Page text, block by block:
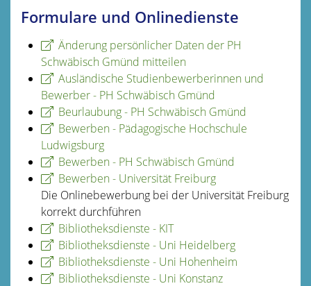
Formulare und Onlinedienste
Änderung persönlicher Daten der PH
Schwäbisch Gmünd mitteilen
Ausländische Studienbewerberinnen und
Bewerber - PH Schwäbisch Gmünd
Beurlaubung - PH Schwäbisch Gmünd
Bewerben - Pädagogische Hochschule
Ludwigsburg
Bewerben - PH Schwäbisch Gmünd
Bewerben - Universität Freiburg
Die Onlinebewerbung bei der Universität Freiburg
korrekt durchführen
Bibliotheksdienste - KIT
Bibliotheksdienste - Uni Heidelberg
Bibliotheksdienste - Uni Hohenheim
Bibliotheksdienste - Uni Konstanz